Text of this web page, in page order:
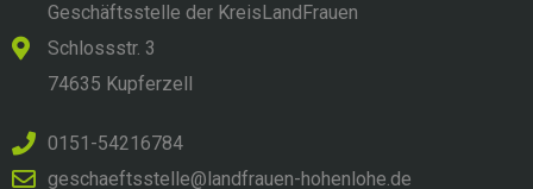
Geschäftsstelle der KreisLandFrauen
Schlossstr. 3
74635 Kupferzell
0151-54216784
geschaeftsstelle@landfrauen-hohenlohe.de